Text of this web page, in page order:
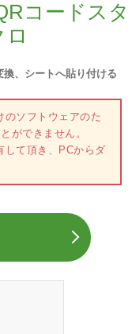
コードスタ
、シートへ貼り付ける
のソフトウェアのた
ができません。
して頂き、PCからダ